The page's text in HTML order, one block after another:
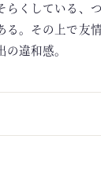
らくしている、
る。その上で友
違和感。